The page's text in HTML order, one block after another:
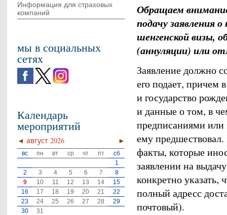
Обращаем
подачу заявления
шенгенской визы,
(аннуляции) или
Заявление должно
его подает, причем
и государство
и данные о том, в
предписаниями или
ему
факты, которые
заявлении на
конкретно указать,
полный адресс
почтовый).
Информация для страховых
компаний
мы в социальных
сетях
Календарь
мероприятий
◄ ►
август 2026
вс пн вт ср чт пт
сб
1
2
3 4 5 6 7
8
9
10 11 12 13 14
15
16
17 18 19 20 21
22
23
24 25 26 27 28
29
30
31